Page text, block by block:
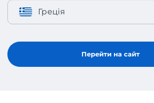
Греція
Перейти на сайт